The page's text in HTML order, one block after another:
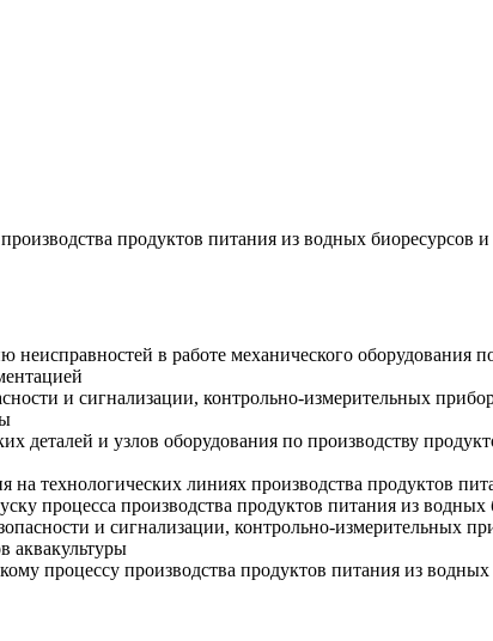
продуктов питания из водных биоресурсов и
в работе механического оборудования
и сигнализации, контрольно-измерительных
деталей и узлов оборудования по производству
технологических линиях производства продуктов
процесса производства продуктов питания из
и сигнализации, контрольно-измерительных
аквакультуры
процессу производства продуктов питания из